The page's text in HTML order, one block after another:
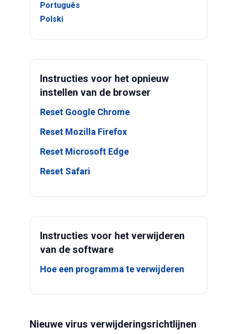
Português
Polski
Instructies voor het opnieuw
instellen van de browser
Reset Google Chrome
Reset Mozilla Firefox
Reset Microsoft Edge
Reset Safari
Instructies voor het verwijderen
van de software
Hoe een programma te verwijderen
Nieuwe virus verwijderingsrichtlijnen